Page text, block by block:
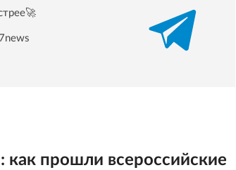
как прошли всероссийские